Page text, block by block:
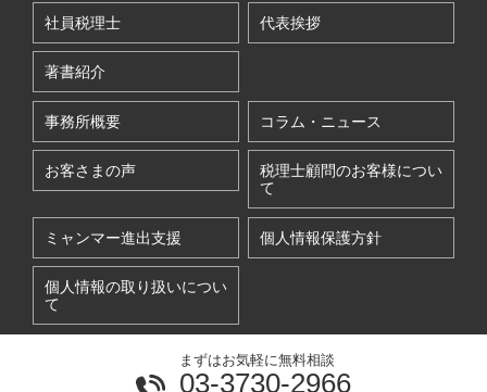
まずはお気軽に無料相談
03-3730-2966
社員税理士 代表挨拶
著書紹介
事務所概要 コラム・ニュース
お客さまの声
税理士顧問のお客様につい
て
ミャンマー進出支援 個人情報保護方針
個人情報の取り扱いについ
て